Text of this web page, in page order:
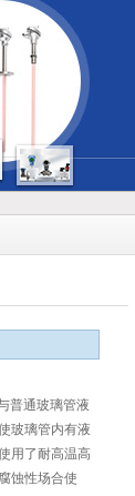
普通玻璃管液
玻璃管内有液
用了耐高温高
蚀性场合使